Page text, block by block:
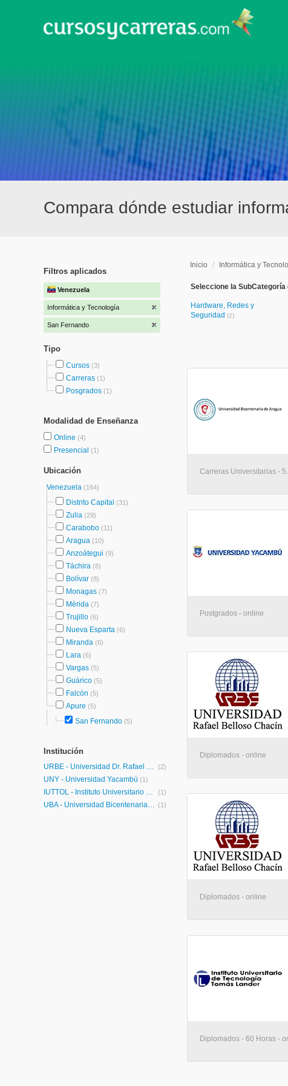
Compara dónde estudiar
Filtros aplicados
Venezuela
Informática y Tecnología
San Fernando
Tipo
Cursos (3)
Carreras (1)
Posgrados (1)
Modalidad de Enseñanza
Online (4)
Presencial (1)
Ubicación
Venezuela (164)
Distrito Capital (31)
Zulia (29)
Carabobo (11)
Aragua (10)
Anzoátegui (9)
Táchira (8)
Bolívar (8)
Monagas (7)
Mérida (7)
Trujillo (6)
Nueva Esparta (6)
Miranda (6)
Lara (6)
Vargas (5)
Guárico (5)
Falcón (5)
Apure (5)
San Fernando (5)
Institución
URBE - Universidad Dr. Rafael Belloso Chacín (2)
UNY - Universidad Yacambú (1)
IUTTOL - Instituto Universitario de Tecnología Tomás Lander (1)
UBA - Universidad Bicentenaria de Aragua (1)
Inicio / Informática y
Seleccione la
Hardware, Redes y
Seguridad (2)
Carreras Universitarias -
Postgrados - online
Diplomados - online
Diplomados - online
Diplomados - 60 Horas -